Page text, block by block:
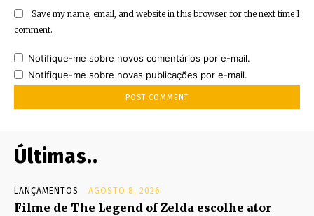
Save my name, email, and website in this browser for the next time I
comment.
Notifique-me sobre novos comentários por e-mail.
Notifique-me sobre novas publicações por e-mail.
Últimas..
LANÇAMENTOS AGOSTO 8, 2026
Filme de The Legend of Zelda escolhe ator